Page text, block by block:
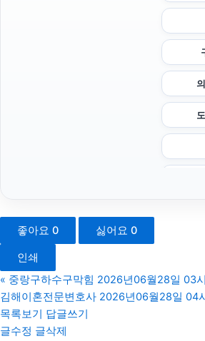
좋아요 0 싫어요 0
인쇄
« 중랑구하수구막힘 2026년06월28일 03
김해이혼전문변호사 2026년06월28일 04
목록보기 답글쓰기
글수정 글삭제